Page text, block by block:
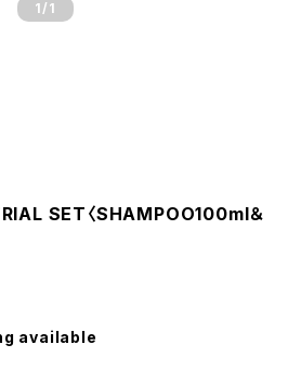
1 /1
SET〈SHAMPOO100ml＆
available